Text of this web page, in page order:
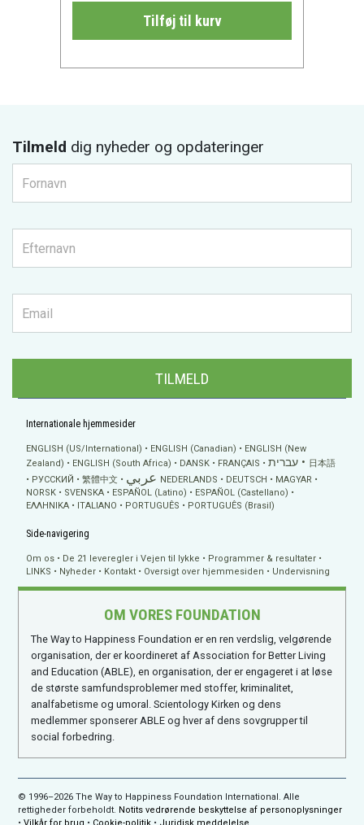
Tilføj til kurv
Tilmeld dig nyheder og opdateringer
TILMELD
Internationale hjemmesider
ENGLISH (US/International) ENGLISH (Canadian)
ENGLISH (New
Zealand)
ENGLISH (South Africa) DANSK FRANÇAIS עברית
日本語
РУССКИЙ
繁體中文 عربي NEDERLANDS DEUTSCH
MAGYAR
NORSK
SVENSKA ESPAÑOL (Latino)
ESPAÑOL (Castellano)
ΕΛΛΗΝΙΚA
ITALIANO PORTUGUÊS PORTUGUÊS (Brasil)
Side-navigering
Om os De 21 leveregler i Vejen til lykke
Programmer & resultater
LINKS
Nyheder Kontakt Oversigt over hjemmesiden Undervisning
OM VORES FOUNDATION
The Way to Happiness Foundation er en ren verdslig, velgørende
organisation, der er koordineret af Association for Better Living
and Education (ABLE), en organisation, der er engageret i at løse
de største samfundsproblemer med stoffer, kriminalitet,
analfabetisme og umoral. Scientology Kirken og dens
medlemmer sponserer ABLE og hver af dens sovgrupper til
social forbedring.
© 1996–2026 The Way to Happiness Foundation International. Alle
rettigheder forbeholdt. Notits vedrørende beskyttelse af personoplysninger